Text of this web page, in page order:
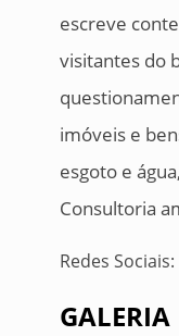
escreve
visitantes do
imóveis e
esgoto e
Consultoria
Redes Sociais:
GALERIA